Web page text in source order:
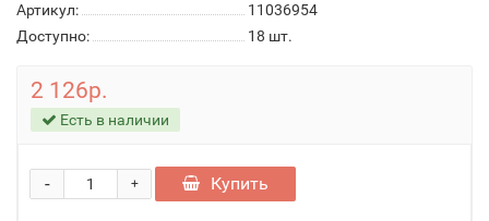
Артикул:
11036954
Доступно:
18 шт.
2 126р.
Есть в наличии
+
- Купить